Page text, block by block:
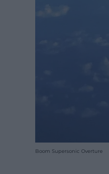
Boom Supersonic Overture